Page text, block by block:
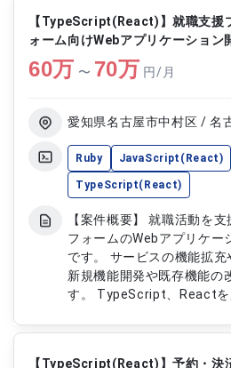
発を支援していただくポジショ
容】 ・React、Next.jsを用
よび改修 ・TypeScriptを用
能の実装 ・画面UIの実装お
改善対応 ・API連携を含む
【TypeScript(React)】就職支援
ォーム向けWebアプリケーション
60万 〜 70万 円/月
愛知県名古屋市中村区 / 名
Ruby JavaScript(React)
TypeScript(React)
【案件概要】 就職活動を
フォームのWebアプリケー
です。 サービスの機能拡充
新規機能開発や既存機能の
す。 TypeScript、Reactを
で幅広く携わっていただき
と連携しながら、利用者
【TypeScript(React)】予約・決